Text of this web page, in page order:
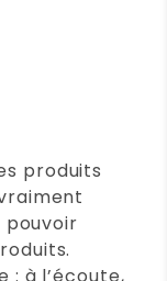
produits
pouvoir
: à l’écoute,